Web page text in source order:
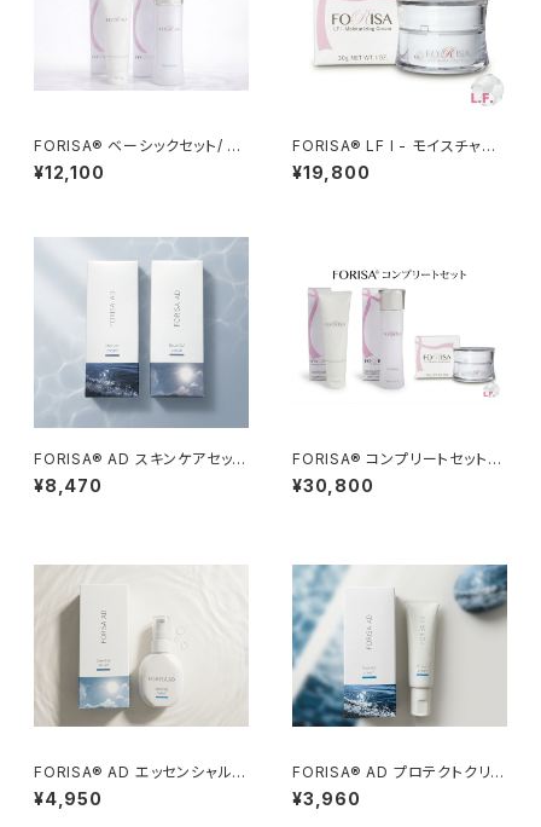
FORISA®︎ ベーシックセット/ F
ORISA®︎ Basic Set
¥12,100
FORISA®︎ LF I - モイスチャー
クリーム ／FORISA®︎ LF I-Mo
isturizing Cream
¥19,800
FORISA®︎ AD スキンケアセット
／FORISA®︎ AD Skincare Se
t
¥8,470
FORISA®︎ コンプリートセット/ F
ORISA®︎ Complete Set
¥30,800
FORISA®︎ AD エッセンシャルセ
ラム／FORISA®︎ AD Essentia
l Serum
¥4,950
FORISA®︎ AD プロテクトクリー
ム／FORISA®︎ AD Protect Cr
eam
¥3,960